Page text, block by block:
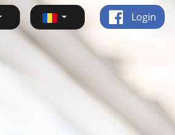
Login